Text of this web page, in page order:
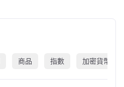
商品 指數 加密貨幣